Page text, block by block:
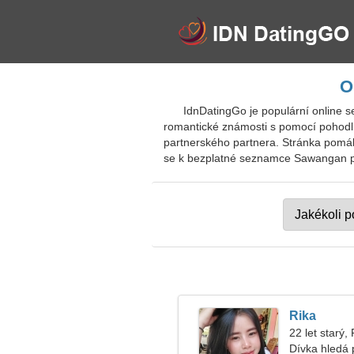
IdnDatingGo je populární online
romantické známosti s pomocí
partnerského partnera. Stránka
se k bezplatné seznamce Sawangan
Rika
22 let starý,
Dívka hledá